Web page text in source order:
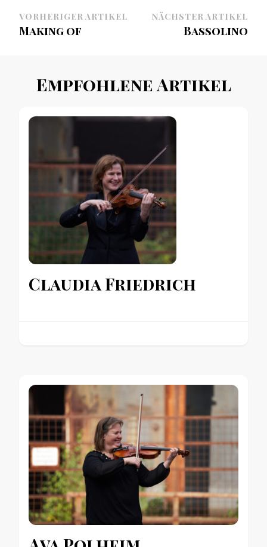
Beitragsnavigation
VORHERIGER ARTIKEL
Making of
NÄCHSTER ARTIKEL
Bassolino
Empfohlene Artikel
Claudia Friedrich